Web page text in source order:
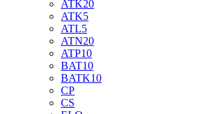
ATK20
ATK5
ATL5
ATN20
ATP10
BAT10
BATK10
CP
CS